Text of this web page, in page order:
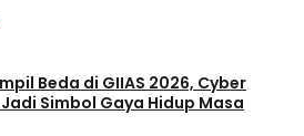
Beda di GIIAS 2026, Cyber
Simbol Gaya Hidup Masa